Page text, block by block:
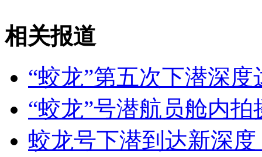
女孩北京地铁殴打老人 痛下狠手拳打脚踢
相关报道
“蛟龙”第五次下潜深度
“蛟龙”号潜航员舱内
蛟龙号下潜到达新深